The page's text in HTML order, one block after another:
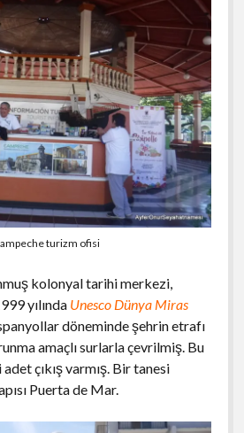
turizm ofisi
kolonyal tarihi merkezi,
yılında Unesco Dünya Miras
döneminde şehrin etrafı
amaçlı surlarla çevrilmiş. Bu
adet çıkış varmış. Bir tanesi
Puerta de Mar.